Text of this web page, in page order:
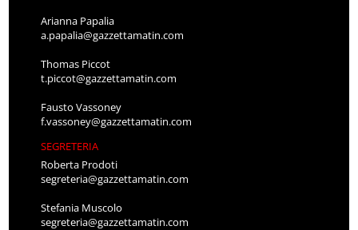
Arianna Papalia
a.papalia@gazzettamatin.com
Thomas Piccot
t.piccot@gazzettamatin.com
Fausto Vassoney
f.vassoney@gazzettamatin.com
SEGRETERIA
Roberta Prodoti
segreteria@gazzettamatin.com
Stefania Muscolo
segreteria@gazzettamatin.com